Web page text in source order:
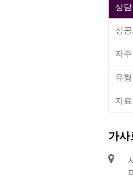
상
성
자
유
자
가